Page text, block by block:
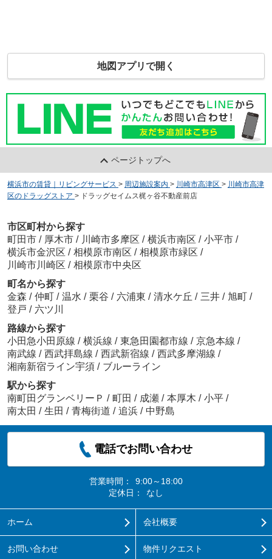
地図アプリで開く
ページトップへ
横浜市の賃貸｜リビングサービス > 周辺施設案内 > 川崎市高津区 > 川崎市高津
区のドラッグストア > ドラッグセイムス梶ヶ谷不動産前店
市区町村から探す
町田市 / 厚木市 / 川崎市多摩区 / 横浜市南区 / 小平市 /
横浜市金沢区 / 相模原市南区 / 相模原市緑区 /
川崎市川崎区 / 相模原市中央区
町名から探す
金森 / 仲町 / 温水 / 栗谷 / 六浦東 / 清水ケ丘 / 三井 / 旭町 /
登戸 / 六ツ川
路線から探す
小田急小田原線 / 横浜線 / 東急田園都市線 / 京急本線 /
南武線 / 西武拝島線 / 西武新宿線 / 西武多摩湖線 /
湘南新宿ライン宇須 / ブルーライン
駅から探す
南町田グランベリーＰ / 町田 / 成瀬 / 本厚木 / 小平 /
南太田 / 生田 / 青梅街道 / 追浜 / 中野島
電話でお問い合わせ
営業時間：
9:00～18:00
定休日：
なし
ホーム 会社概要
お問い合わせ 物件リクエスト